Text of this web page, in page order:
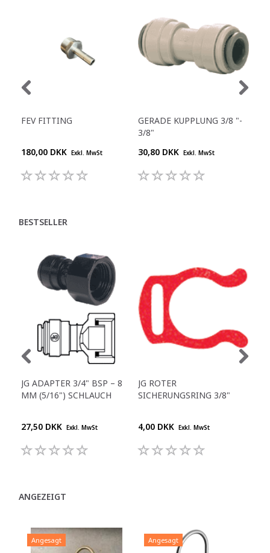
FEV FITTING
180,00 DKK Exkl. MwSt
GERADE KUPPLUNG 3/8 "-
3/8"
30,80 DKK Exkl. MwSt
BESTSELLER
JG ADAPTER 3/4" BSP – 8
MM (5/16") SCHLAUCH
27,50 DKK Exkl. MwSt
JG ROTER
SICHERUNGSRING 3/8"
4,00 DKK Exkl. MwSt
ANGEZEIGT
Angesagt Angesagt